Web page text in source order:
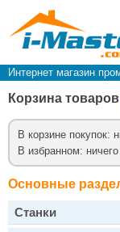
Интернет магазин
Корзина товаров
В корзине покупок:
В избранном:
Основные
Станки